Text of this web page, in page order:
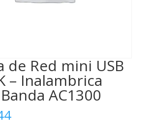
de Red mini USB
– Inalambrica
AC1300